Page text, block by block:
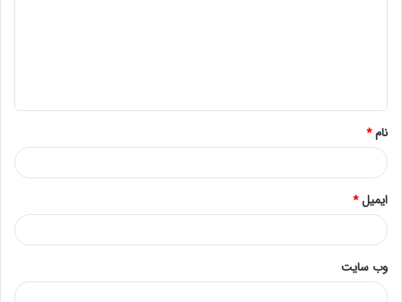
پیکربندی‌های ذخیره‌سازی.
قابلیت‌های شبکه: پورت‌ها و گزینه‌های شبکه‌ای.
3. مزایای خرید DL360 G9 با 8 SFF
عملکرد بالا
: قابلیت پردازش داده‌های بیشتر با استفاده از 8
قابلیت گسترش
نیازهای آینده.
نام*
ایمیل*
وب‌ سایت